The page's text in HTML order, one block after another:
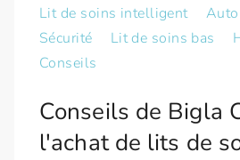
Lit de soins intelligent
Sécurité
Lit de soins bas
Conseils
Conseils de Bigla
l'achat de lits de